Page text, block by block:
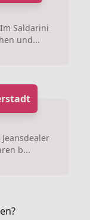
Saldarini
und...
b...